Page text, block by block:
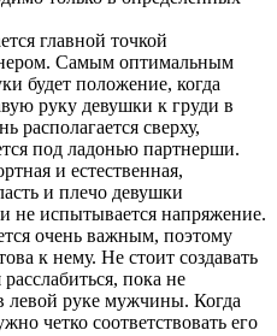
главной точкой
Самым оптимальным
будет положение, когда
руку девушки к груди в
располагается сверху,
под ладонью партнерши.
и естественная,
и плечо девушки
не испытывается напряжение.
очень важным, поэтому
к нему. Не стоит создавать
пока не
левой руке мужчины. Когда
четко соответствовать его